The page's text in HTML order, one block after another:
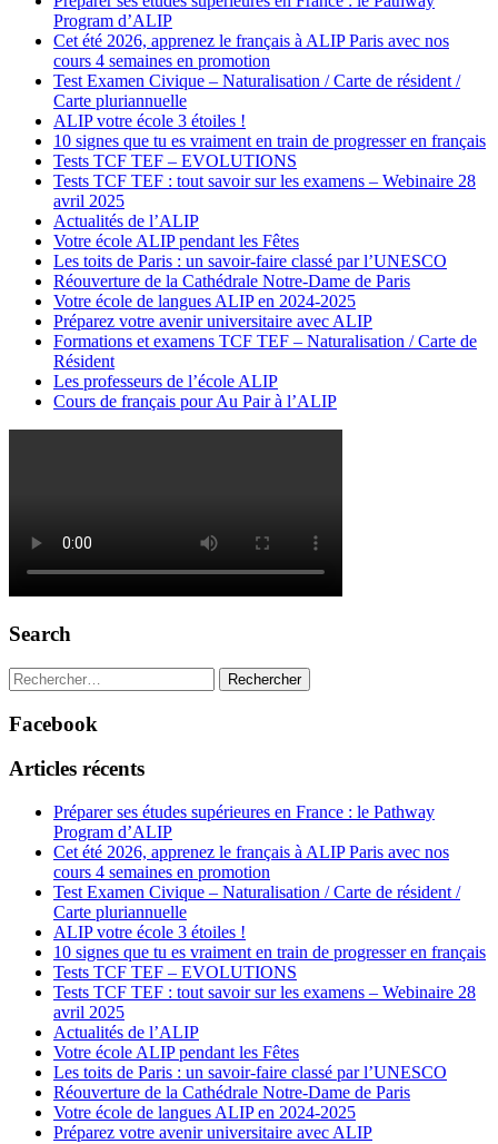
Program d’ALIP
Cet été 2026, apprenez le français à ALIP Paris avec nos
cours 4 semaines en promotion
Test Examen Civique – Naturalisation / Carte de résident /
Carte pluriannuelle
ALIP votre école 3 étoiles !
10 signes que tu es vraiment en train de progresser en français
Tests TCF TEF – EVOLUTIONS
Tests TCF TEF : tout savoir sur les examens – Webinaire 28
avril 2025
Actualités de l’ALIP
Votre école ALIP pendant les Fêtes
Les toits de Paris : un savoir-faire classé par l’UNESCO
Réouverture de la Cathédrale Notre-Dame de Paris
Votre école de langues ALIP en 2024-2025
Préparez votre avenir universitaire avec ALIP
Formations et examens TCF TEF – Naturalisation / Carte de
Résident
Les professeurs de l’école ALIP
Cours de français pour Au Pair à l’ALIP
Search
Rechercher :
Facebook
Articles récents
Préparer ses études supérieures en France : le Pathway
Program d’ALIP
Cet été 2026, apprenez le français à ALIP Paris avec nos
cours 4 semaines en promotion
Test Examen Civique – Naturalisation / Carte de résident /
Carte pluriannuelle
ALIP votre école 3 étoiles !
10 signes que tu es vraiment en train de progresser en français
Tests TCF TEF – EVOLUTIONS
Tests TCF TEF : tout savoir sur les examens – Webinaire 28
avril 2025
Actualités de l’ALIP
Votre école ALIP pendant les Fêtes
Les toits de Paris : un savoir-faire classé par l’UNESCO
Réouverture de la Cathédrale Notre-Dame de Paris
Votre école de langues ALIP en 2024-2025
Préparez votre avenir universitaire avec ALIP